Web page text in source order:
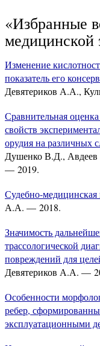
«Избранные
медицинской
Изменение
показатель его
Девятериков А.А.,
Сравнительная
свойств
орудия на различных
Душенко В.Д.,
— 2019.
Судебно-
А.А. — 2018.
Значимость
трассологической
повреждений для
Девятериков А.А. —
Особенности
ребер,
эксплуатационными